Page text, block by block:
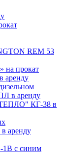
REM 53
на прокат
аренду
в аренду
КГ-38 в
аренду
1B с синим